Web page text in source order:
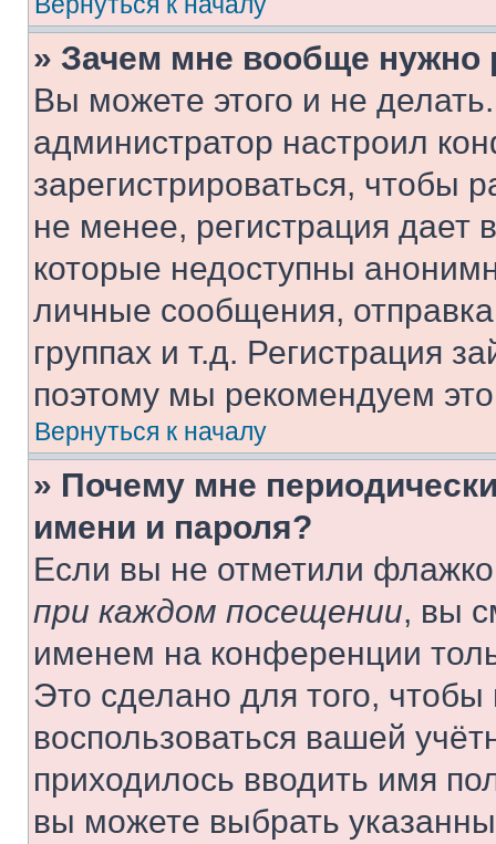
» Зачем мне вообще нужно
Вы можете этого и не
администратор настроил
зарегистрироваться, чтобы
не менее, регистрация
которые недоступны
личные сообщения,
группах и т.д. Регистрация
поэтому мы рекомендуем
Вернуться к началу
» Почему мне
имени и пароля?
Если вы не отметили
при каждом посещении, вы
именем на конференции
Это сделано для того, чтобы
воспользоваться вашей
приходилось вводить имя
вы можете выбрать